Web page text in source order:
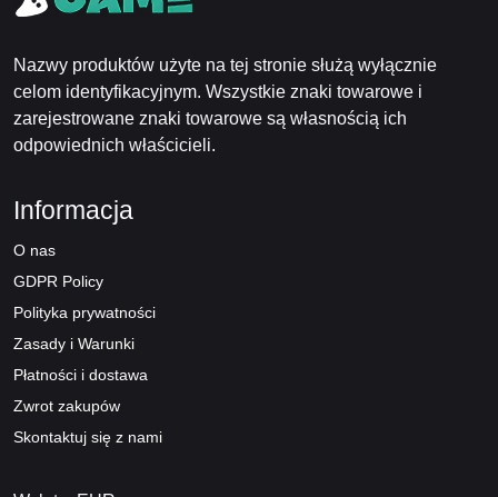
Nazwy produktów użyte na tej stronie służą wyłącznie
celom identyfikacyjnym. Wszystkie znaki towarowe i
zarejestrowane znaki towarowe są własnością ich
odpowiednich właścicieli.
Informacja
O nas
GDPR Policy
Polityka prywatności
Zasady i Warunki
Płatności i dostawa
Zwrot zakupów
Skontaktuj się z nami